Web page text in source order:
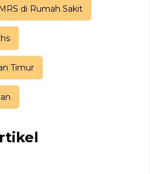
di Rumah Sakit
Timur